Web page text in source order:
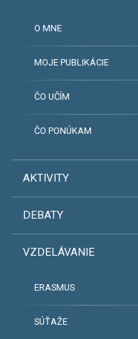
O MNE
MOJE PUBLIKÁCIE
ČO UČÍM
ČO PONÚKAM
AKTIVITY
DEBATY
VZDELÁVANIE
ERASMUS
SÚŤAŽE